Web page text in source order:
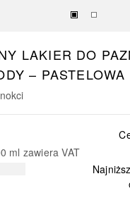
LAKIER DO
–
ml zawiera VAT